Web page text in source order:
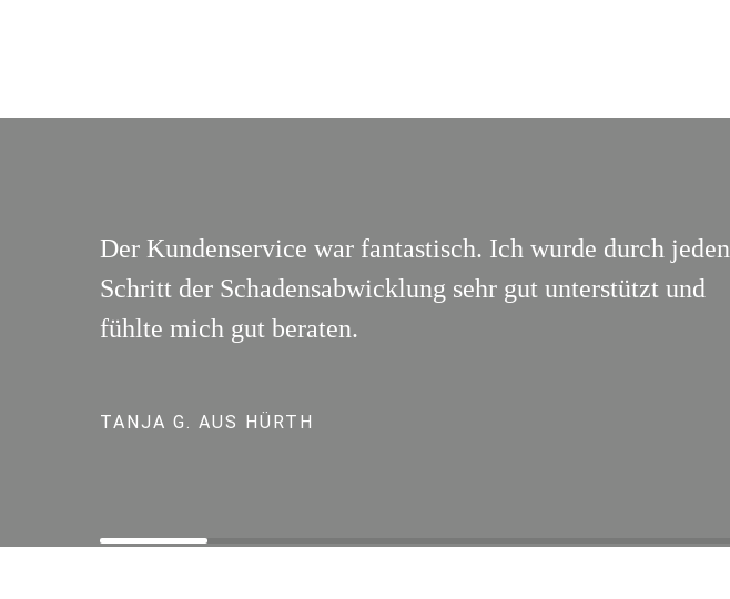
Der Kundenservice war fantastisch. Ich wurde durch jeden
Schritt der Schadensabwicklung sehr gut unterstützt und
fühlte mich gut beraten.
TANJA G. AUS HÜRTH